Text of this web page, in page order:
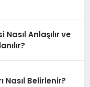
Anlaşılır ve
Nasıl Belirlenir?